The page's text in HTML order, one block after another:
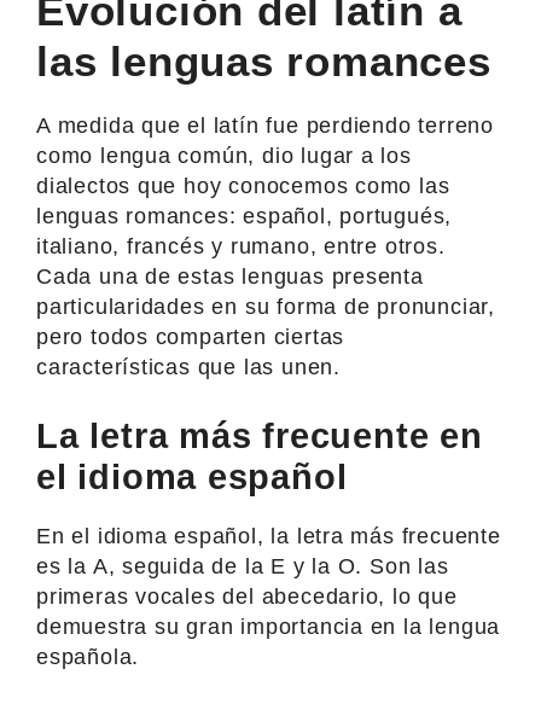
Evolución del latín a
las lenguas romances
A medida que el latín fue perdiendo terreno
como lengua común, dio lugar a los
dialectos que hoy conocemos como las
lenguas romances: español, portugués,
italiano, francés y rumano, entre otros.
Cada una de estas lenguas presenta
particularidades en su forma de pronunciar,
pero todos comparten ciertas
características que las unen.
La letra más frecuente en
el idioma español
En el idioma español, la letra más frecuente
es la A, seguida de la E y la O. Son las
primeras vocales del abecedario, lo que
demuestra su gran importancia en la lengua
española.